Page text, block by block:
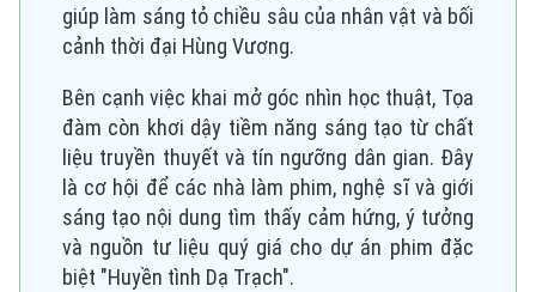
giúp làm sáng tỏ chiều sâu của nhân vật và bối
cảnh thời đại Hùng Vương.
Bên cạnh việc khai mở góc nhìn học thuật, Tọa
đàm còn khơi dậy tiềm năng sáng tạo từ chất
liệu truyền thuyết và tín ngưỡng dân gian. Đây
là cơ hội để các nhà làm phim, nghệ sĩ và giới
sáng tạo nội dung tìm thấy cảm hứng, ý tưởng
và nguồn tư liệu quý giá cho dự án phim đặc
biệt "Huyền tình Dạ Trạch".